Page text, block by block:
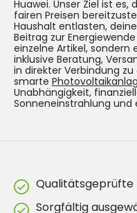
Huawei. Unser Ziel ist
fairen Preisen
Haushalt entlasten,
Beitrag zur
einzelne Artikel,
inklusive Beratung,
in direkter Verbindung
smarte
Unabhängigkeit,
Sonneneinstrahlung
Sorgfältig